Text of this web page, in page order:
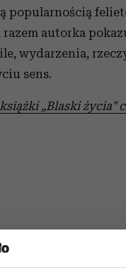
popularnością
autorka
wydarzenia,
sens.
„Blaski życia″
ZWIERCIADŁO